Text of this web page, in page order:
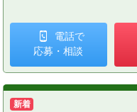
電話で
応募・相談
新着